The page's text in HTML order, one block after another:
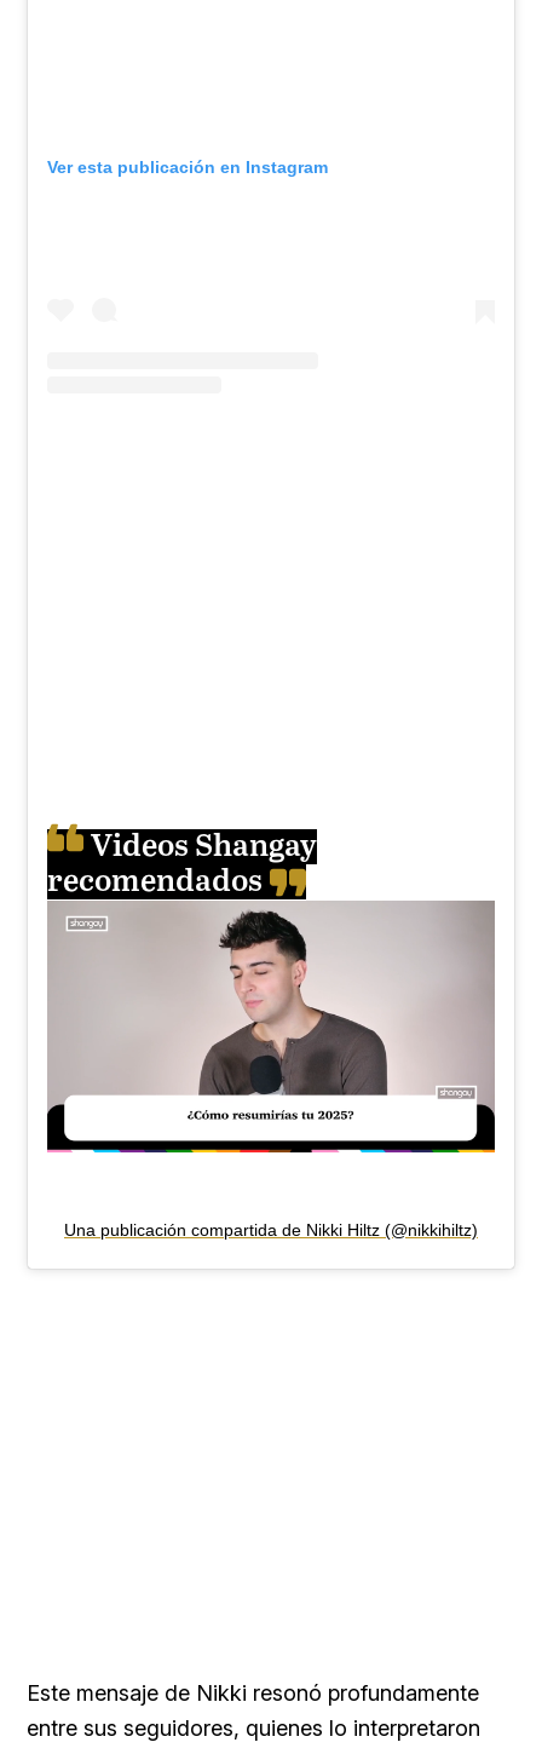
Ver esta publicación en Instagram
Videos Shangay
recomendados
Una publicación compartida de Nikki Hiltz (@nikkihiltz)
Este mensaje de Nikki resonó profundamente
entre sus seguidores, quienes lo interpretaron